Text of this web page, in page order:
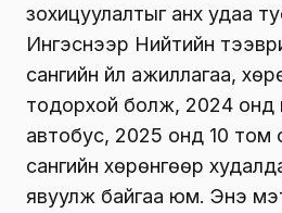
зохицуулалтыг анх удаа
Ингэснээр Нийтийн
сангийн үйл ажиллагаа,
тодорхой болж, 2024 онд
автобус, 2025 онд 10 том
сангийн хөрөнгөөр
явуулж байгаа юм. Энэ